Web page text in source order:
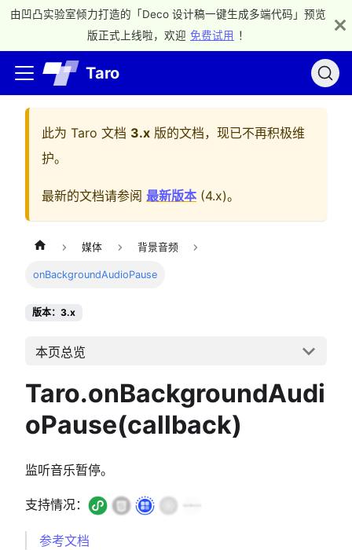
由凹凸实验室倾力打造的「Deco 设计稿一键生成多端代码」预览
版正式上线啦，欢迎 免费试用 ！
Taro
此为 Taro 文档 3.x 版的文档，现已不再积极维
护。
最新的文档请参阅 最新版本 (4.x)。
媒体 背景音频
onBackgroundAudioPause
版本：3.x
本页总览
Taro.onBackgroundAudi
oPause(callback)
监听音乐暂停。
支持情况：
参考文档